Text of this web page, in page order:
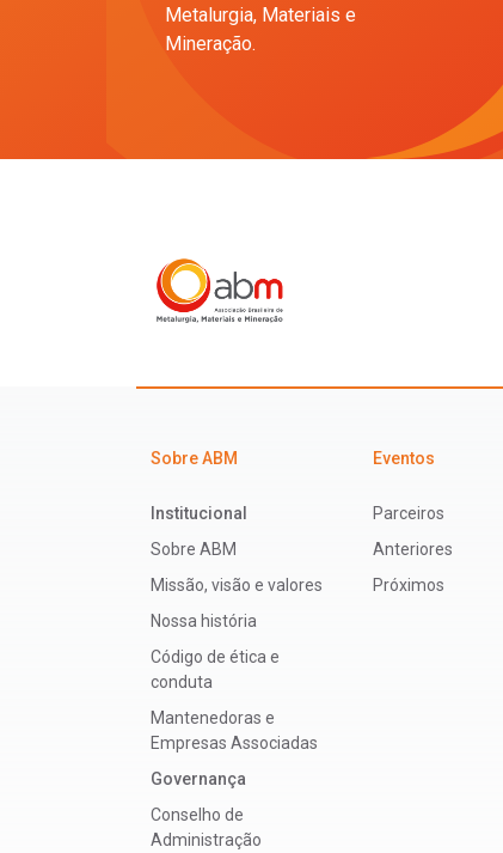
Metalurgia, Materiais e
Mineração.
Sobre ABM
Institucional
Sobre ABM
Missão, visão e valores
Nossa história
Código de ética e
conduta
Mantenedoras e
Empresas Associadas
Governança
Conselho de
Administração
Eventos
Parceiros
Anteriores
Próximos